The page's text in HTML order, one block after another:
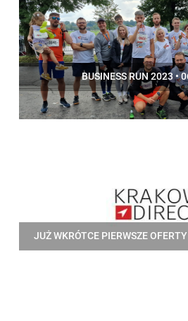
BUSINESS RUN 2023 •
JUŻ WKRÓTCE PIERWSZE